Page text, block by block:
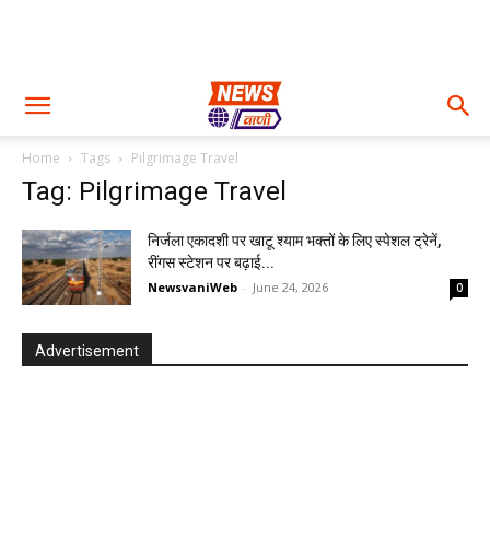
Home Tags Pilgrimage Travel
Tag: Pilgrimage Travel
निर्जला एकादशी पर खाटू श्याम भक्तों के लिए स्पेशल ट्रेनें,
रींगस स्टेशन पर बढ़ाई...
NewsvaniWeb - June 24, 2026 0
Advertisement